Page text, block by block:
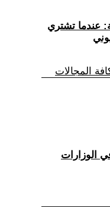
عندما تشتري
المجالات
الوزارات